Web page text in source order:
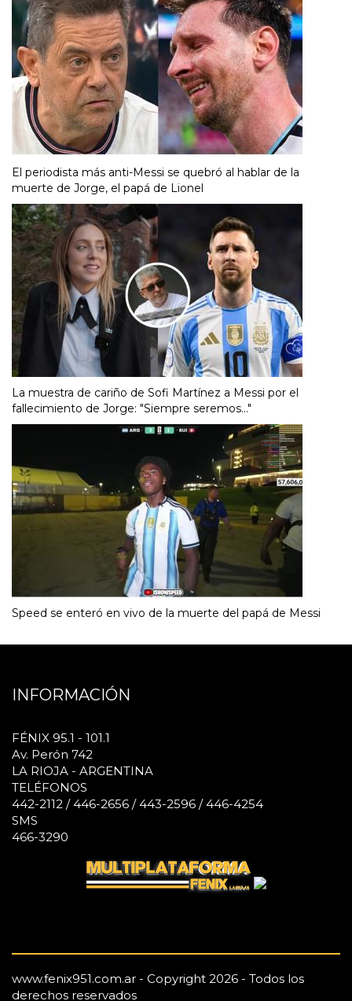
El periodista más anti-Messi se quebró al hablar de la
muerte de Jorge, el papá de Lionel
La muestra de cariño de Sofi Martínez a Messi por el
fallecimiento de Jorge: "Siempre seremos..."
Speed se enteró en vivo de la muerte del papá de Messi
INFORMACIÓN
FÉNIX 95.1 - 101.1
Av. Perón 742
LA RIOJA - ARGENTINA
TELÉFONOS
442-2112 / 446-2656 / 443-2596 / 446-4254
SMS
466-3290
www.fenix951.com.ar - Copyright 2026 - Todos los
derechos reservados